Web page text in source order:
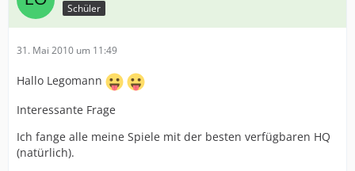
Schüler
31. Mai 2010 um 11:49
Hallo Legomann
Interessante Frage
Ich fange alle meine Spiele mit der besten verfügbaren HQ
(natürlich).